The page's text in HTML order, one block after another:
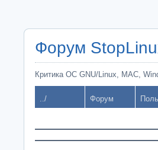
Форум
Критика ОС GNU/Linux, MAC,
../ Форум